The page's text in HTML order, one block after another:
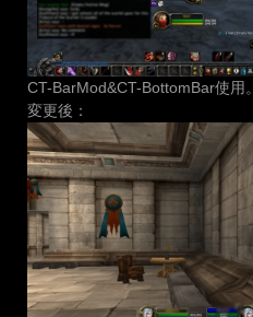
CT-BarMod&CT-BottomBar使用。
変更後：